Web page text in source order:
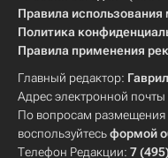
Правила использования
Политика
Правила применения
Главный редактор:
Адрес электронной почты
По вопросам
воспользуйтесьформой
Телефон Редакции: 7